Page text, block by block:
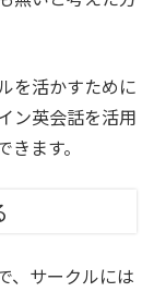
を活かすために
ン英会話を活用
ます。
、サークルには